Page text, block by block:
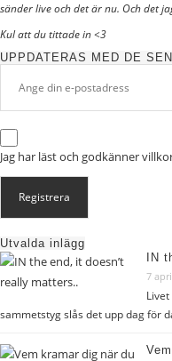
sänder live och det är nu. Och det
Kul att du tittade in <3
UPPDATERAS MED DE
Jag har läst och godkänner
Utvalda inlägg
IN
7
sammetstyg slås det upp dag för